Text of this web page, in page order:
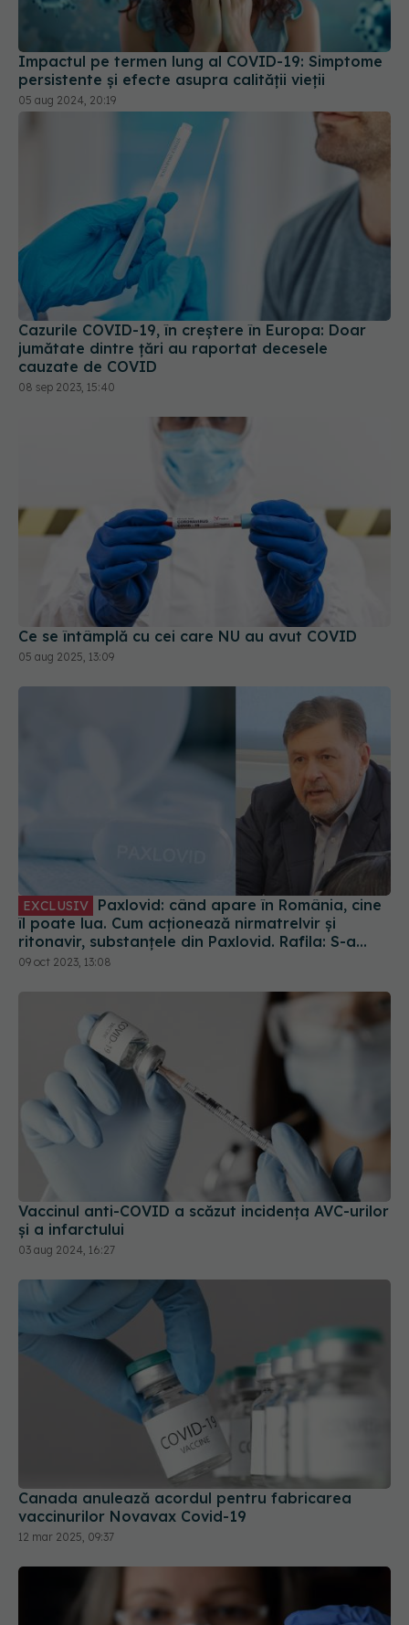
Impactul pe termen lung al COVID-19: Simptome
persistente și efecte asupra calității vieții
05 aug 2024, 20:19
Cazurile COVID-19, în creștere în Europa: Doar
jumătate dintre țări au raportat decesele
cauzate de COVID
08 sep 2023, 15:40
Ce se întâmplă cu cei care NU au avut COVID
05 aug 2025, 13:09
EXCLUSIV
îl poate lua. Cum acționează nirmatrelvir și
ritonavir, substanțele din Paxlovid. Rafila: S-a
semnat contractul. Va fi disponibil la
09 oct 2023, 13:08
Vaccinul anti-COVID a scăzut incidența AVC-urilor
și a infarctului
03 aug 2024, 16:27
Canada anulează acordul pentru fabricarea
vaccinurilor Novavax Covid-19
12 mar 2025, 09:37